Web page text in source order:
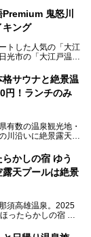
鬼怒川
キング
トした人気の「大江
光市の「大江戸温泉
川温泉の渓流沿いに
温泉の大浴場とサウ
ど館内で楽しめるス
ープ旅行にもぴっ
観光ホテル」の魅
ーツ株式会社【P
川観光ホテルのPR
サウナと絶景温
円！ランチのみ
有数の温泉観光地・
川沿いに絶景露天風
天然温泉の露天風
大規模施設ではあり
、はたまたサウナで
ぜひオススメしたい
1,500円でひがな一
ごろごろできちゃい
かしの宿 ゆう
天プールは絶景
須高雄温泉。2025
ったらかしの宿 ゆ